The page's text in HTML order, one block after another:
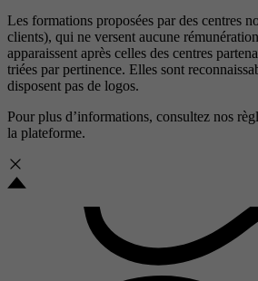
Les formations proposées par des centres
clients), qui ne versent aucune
apparaissent après celles des centres
triées par pertinence. Elles sont
disposent pas de logos.
Pour plus d’informations, consultez nos
la plateforme.